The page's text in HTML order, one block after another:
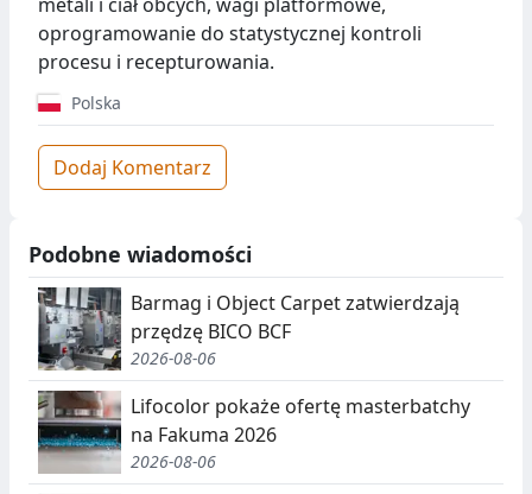
oprogramowanie do statystycznej kontroli
procesu i recepturowania.
Polska
Dodaj Komentarz
Podobne wiadomości
Barmag i Object Carpet zatwierdzają
przędzę BICO BCF
2026-08-06
Lifocolor pokaże ofertę masterbatchy
na Fakuma 2026
2026-08-06